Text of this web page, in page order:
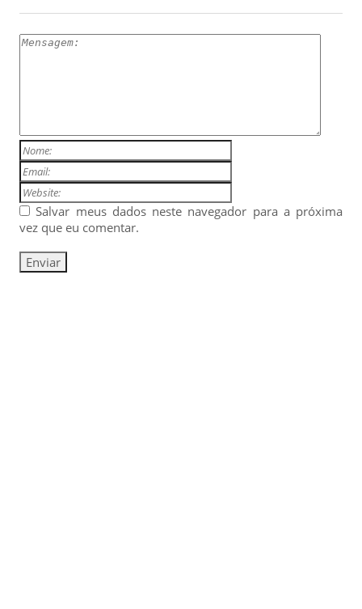
Salvar meus dados neste navegador para a próxima
vez que eu comentar.